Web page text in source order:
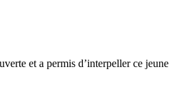
et a permis d’interpeller ce